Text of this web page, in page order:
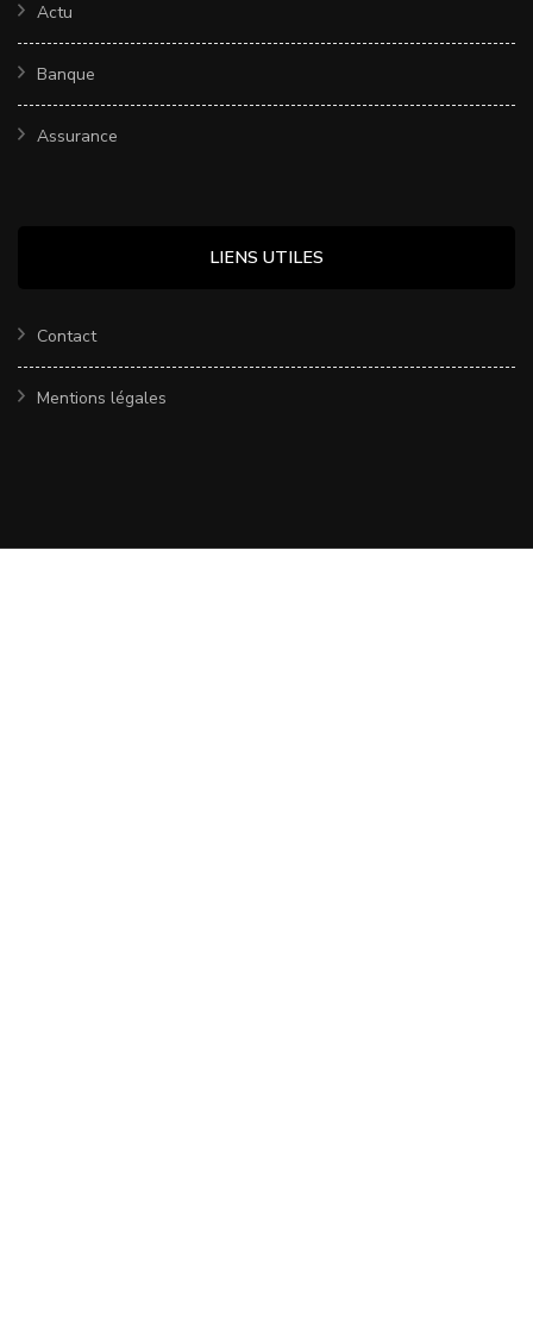
Actu
Banque
Assurance
LIENS UTILES
Contact
Mentions légales